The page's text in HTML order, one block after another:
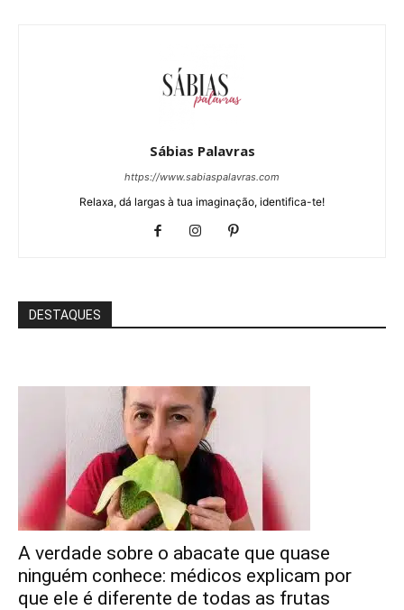
Sábias Palavras
https://www.sabiaspalavras.com
Relaxa, dá largas à tua imaginação, identifica-te!
DESTAQUES
A verdade sobre o abacate que quase
ninguém conhece: médicos explicam por
que ele é diferente de todas as frutas